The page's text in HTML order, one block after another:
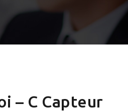
– C Capteur